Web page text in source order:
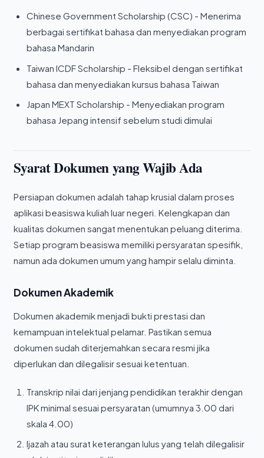
Chinese Government Scholarship (CSC) - Menerima
berbagai sertifikat bahasa dan menyediakan program
bahasa Mandarin
Taiwan ICDF Scholarship - Fleksibel dengan sertifikat
bahasa dan menyediakan kursus bahasa Taiwan
Japan MEXT Scholarship - Menyediakan program
bahasa Jepang intensif sebelum studi dimulai
Syarat Dokumen yang Wajib Ada
Persiapan dokumen adalah tahap krusial dalam proses
aplikasi beasiswa kuliah luar negeri. Kelengkapan dan
kualitas dokumen sangat menentukan peluang diterima.
Setiap program beasiswa memiliki persyaratan spesifik,
namun ada dokumen umum yang hampir selalu diminta.
Dokumen Akademik
Dokumen akademik menjadi bukti prestasi dan
kemampuan intelektual pelamar. Pastikan semua
dokumen sudah diterjemahkan secara resmi jika
diperlukan dan dilegalisir sesuai ketentuan.
Transkrip nilai dari jenjang pendidikan terakhir dengan
IPK minimal sesuai persyaratan (umumnya 3.00 dari
skala 4.00)
Ijazah atau surat keterangan lulus yang telah dilegalisir